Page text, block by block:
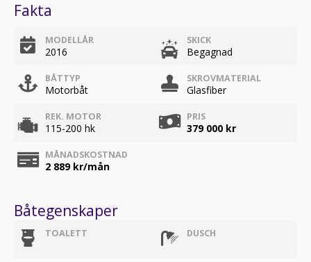
Fakta
MODELLÅR
2016
SKICK
Begagnad
BÅTTYP
Motorbåt
SKROVMATERIAL
Glasfiber
REK. MOTOR
115-200 hk
PRIS
379 000 kr
MÅNADSKOSTNAD
2 889kr/mån
Båtegenskaper
TOALETT DUSCH